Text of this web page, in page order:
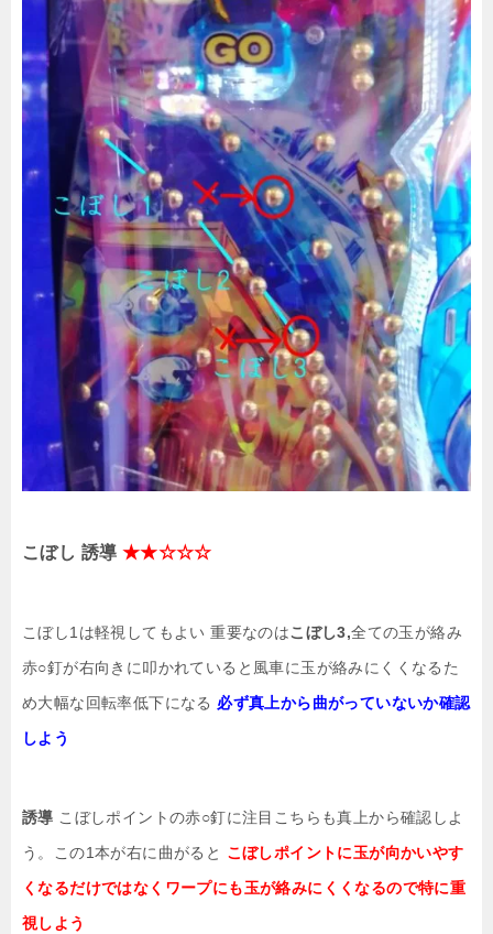
こぼし 誘導 ★★☆☆☆
こぼし1は軽視してもよい 重要なのはこぼし3,全ての玉が絡み
赤○釘が右向きに叩かれていると風車に玉が絡みにくくなるた
め大幅な回転率低下になる 必ず真上から曲がっていないか確認
しよう
誘導 こぼしポイントの赤○釘に注目こちらも真上から確認しよ
う。この1本が右に曲がると こぼしポイントに玉が向かいやす
くなるだけではなくワープにも玉が絡みにくくなるので特に重
視しよう